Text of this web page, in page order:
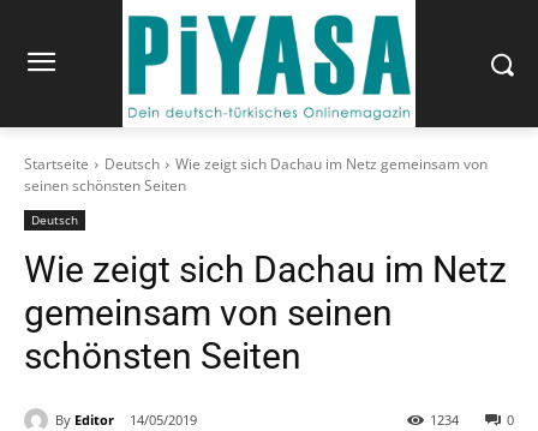
Startseite Deutsch
Wie zeigt sich Dachau im Netz gemeinsam von
seinen schönsten Seiten
Deutsch
Wie zeigt sich Dachau im Netz
gemeinsam von seinen
schönsten Seiten
By Editor 14/05/2019 0
1234